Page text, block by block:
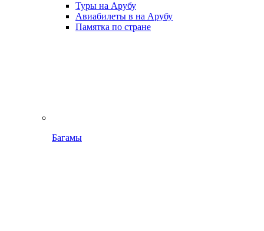
Туры на Арубу
Авиабилеты в на Арубу
Памятка по стране
Багамы